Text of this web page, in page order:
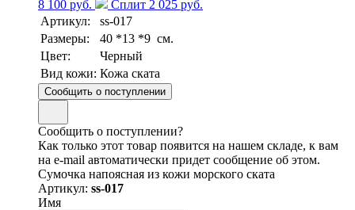
8 100 руб.
Сплит 2 025 руб.
Артикул:
ss-017
Размеры:
40 *13 *9 см.
Цвет:
Черный
Вид кожи: Кожа ската
Сообщить о поступлении
Сообщить о поступлении?
Как только этот товар появится на нашем складе, к вам
на e-mail автоматически придет сообщение об этом.
Сумочка напоясная из кожи морского ската
Артикул: ss-017
Имя